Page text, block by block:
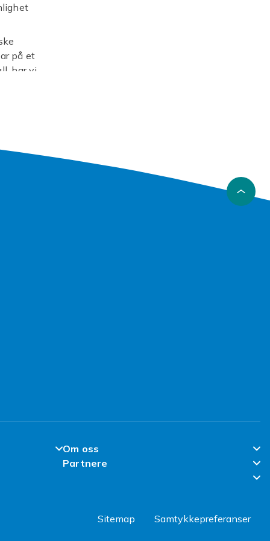
på et
har vi
Finn
Om oss
Om Fyndiq
Jobbe hos Fyndiq
Partnere
Sitemap Samtykkepreferanser